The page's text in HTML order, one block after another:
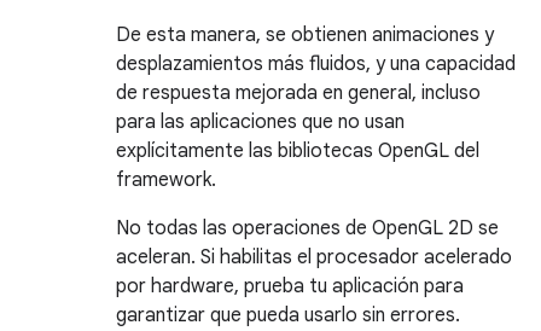
De esta manera, se obtienen animaciones y
desplazamientos más fluidos, y una capacidad
de respuesta mejorada en general, incluso
para las aplicaciones que no usan
explícitamente las bibliotecas OpenGL del
framework.
No todas las operaciones de OpenGL 2D se
aceleran. Si habilitas el procesador acelerado
por hardware, prueba tu aplicación para
garantizar que pueda usarlo sin errores.